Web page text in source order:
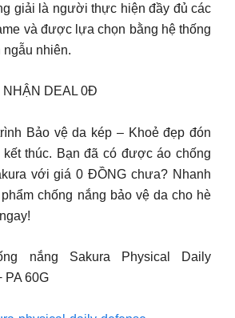
giải là người thực hiện đầy đủ các
và được lựa chọn bằng hệ thống
ngẫu nhiên.
NHẬN DEAL 0Đ
Bảo vệ da kép – Khoẻ đẹp đón
thúc. Bạn đã có được áo chống
với giá 0 ĐỒNG chưa? Nhanh
chống nắng bảo vệ da cho hè
nắng Sakura Physical Daily
PA 60G